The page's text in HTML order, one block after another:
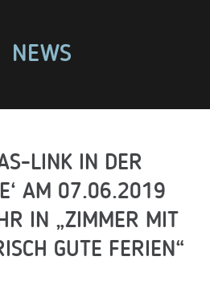
NEWS
LINK IN DER
AM 07.06.2019
IN „ZIMMER MIT
GUTE FERIEN“